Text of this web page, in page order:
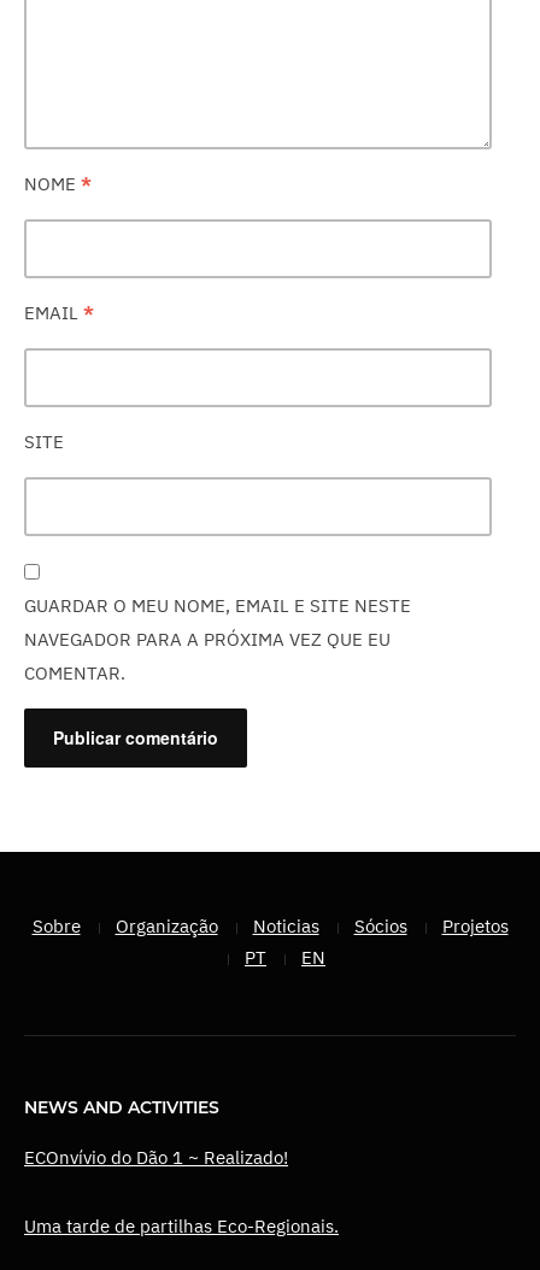
NOME *
EMAIL *
SITE
GUARDAR O MEU NOME, EMAIL E SITE NESTE
NAVEGADOR PARA A PRÓXIMA VEZ QUE EU
COMENTAR.
Sobre Organização Noticias Sócios
Projetos
PT
EN
NEWS AND ACTIVITIES
ECOnvívio do Dão 1 ~ Realizado!
Uma tarde de partilhas Eco-Regionais.